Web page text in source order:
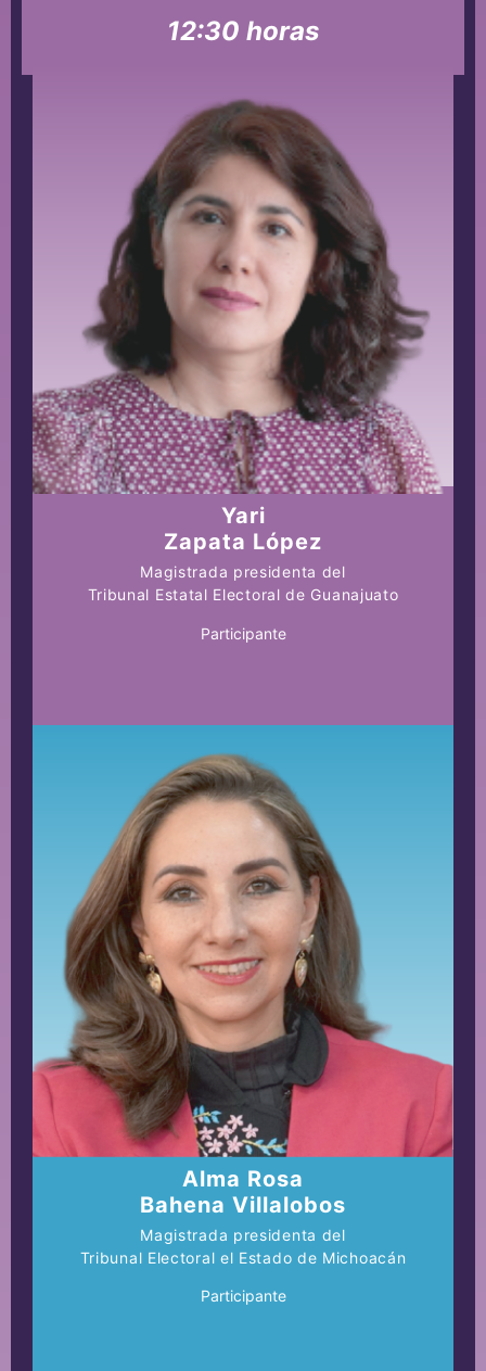
12:30 horas
Yari
Zapata López
Magistrada presidenta del
Tribunal Estatal Electoral de Guanajuato
Participante
Alma Rosa
Bahena Villalobos
Magistrada presidenta del
Tribunal Electoral el Estado de Michoacán
Participante